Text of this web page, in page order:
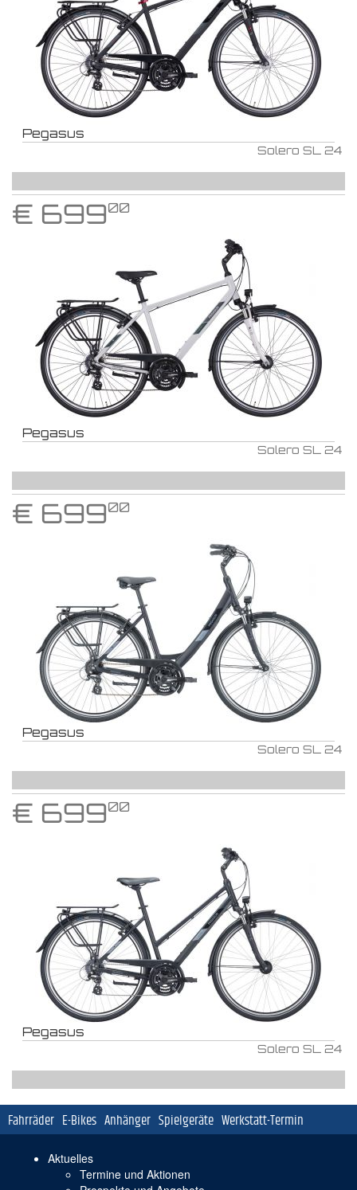
Pegasus
Solero SL 24
€ 69900
Pegasus
Solero SL 24
€ 69900
Pegasus
Solero SL 24
€ 69900
Pegasus
Solero SL 24
Navigation
überspringen
Fahrräder E-Bikes Anhänger Spielgeräte Werkstatt-Termin
Navigation
überspringen
Aktuelles
Termine und Aktionen